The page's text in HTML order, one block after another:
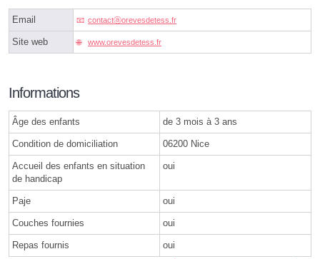
Email contactⓐorevesdetess.fr
Site web www.orevesdetess.fr
Informations
Âge des enfants de 3 mois à 3 ans
Condition de domiciliation 06200 Nice
Accueil des enfants en situation
de handicap
oui
Paje oui
Couches fournies oui
Repas fournis oui